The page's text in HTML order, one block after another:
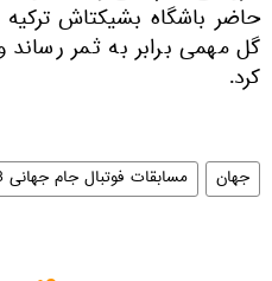
حاضر باشگاه بشیکتاش
گل مهمی برابر به ثمر رساند
کرد.
جهان مسابقات فوتبال جام جهانی 2018 روسیه